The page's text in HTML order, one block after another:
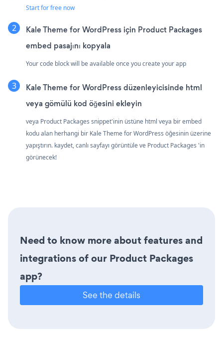
Start for free now
Kale Theme for WordPress için Product Packages
embed pasajını kopyala
Your code block will be available once you create your app
Kale Theme for WordPress düzenleyicisinde html
veya gömülü kod öğesini ekleyin
veya Product Packages snippet'inin üstüne html veya bir embed
kodu alan herhangi bir Kale Theme for WordPress öğesinin üzerine
yapıştırın. kaydet, canlı sayfayı görüntüle ve Product Packages 'in
görünecek!
Need to know more about features and
integrations of our Product Packages
app?
See the details